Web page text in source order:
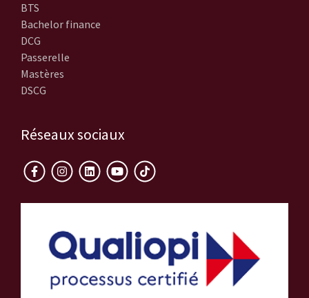
BTS
Bachelor finance
DCG
Passerelle
Mastères
DSCG
Réseaux sociaux